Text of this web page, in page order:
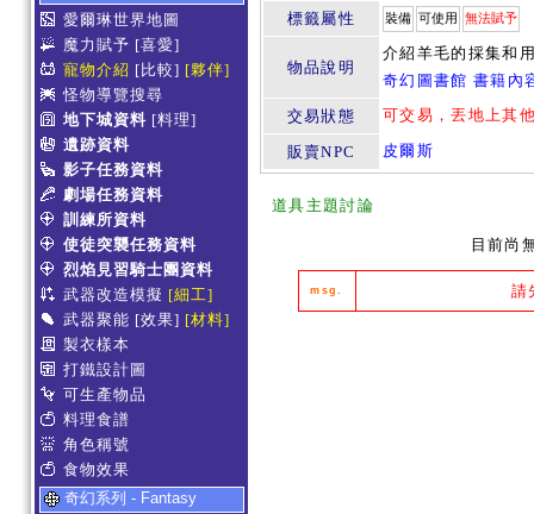
愛爾琳世界地圖
魔力賦予 [喜愛]
寵物介紹 [比較] [夥伴]
怪物導覽搜尋
地下城資料 [料理]
遺跡資料
影子任務資料
劇場任務資料
訓練所資料
使徒突襲任務資料
烈焰見習騎士團資料
武器改造模擬 [細工]
武器聚能 [效果] [材料]
製衣樣本
打鐵設計圖
可生產物品
料理食譜
角色稱號
食物效果
奇幻系列 - Fantasy
標籤屬性 裝備 可使用 無法賦予
物品說明
介紹羊毛的採集和
奇幻圖書館 書籍內
交易狀態
可交易，丟地上其
販賣NPC 皮爾斯
道具主題討論
目前尚
msg. 請